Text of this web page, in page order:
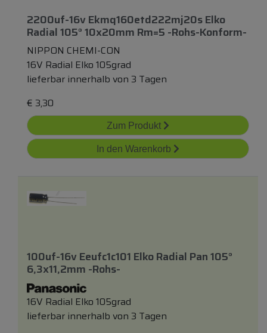
2200uf-16v Ekmq160etd222mj20s Elko
Radial 105° 10x20mm Rm=5 -rohs-Konform-
NIPPON CHEMI-CON
16V Radial Elko 105grad
lieferbar innerhalb von 3 Tagen
€ 3,30
Zum Produkt
In den Warenkorb
100uf-16v Eeufc1c101 Elko Radial Pan 105°
6,3x11,2mm -rohs-
16V Radial Elko 105grad
lieferbar innerhalb von 3 Tagen